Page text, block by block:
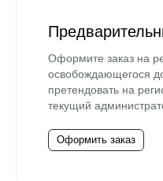
Оформите заказ на
освобождающегося
претендовать на
текущий
Оформить заказ